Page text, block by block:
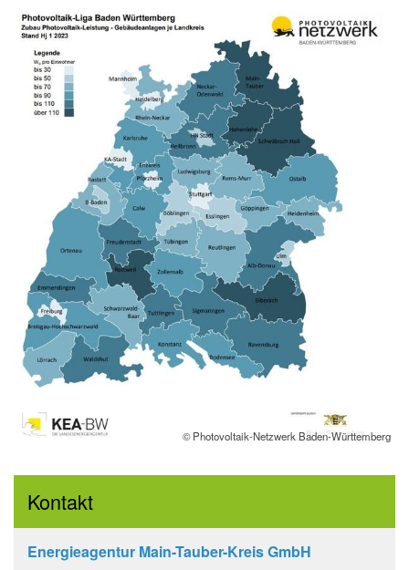
© Photovoltaik-Netzwerk Baden-Württemberg
Kontakt
Energieagentur Main-Tauber-Kreis GmbH